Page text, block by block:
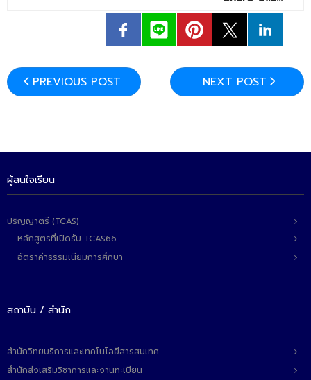
PREVIOUS POST NEXT POST
ผู้สนใจเรียน
ปริญญาตรี (TCAS)
หลักสูตรที่เปิดรับ TCAS66
อัตราค่าธรรมเนียมการศึกษา
สถาบัน / สำนัก
สำนักวิทยบริการและเทคโนโลยีสารสนเทศ
สำนักส่งเสริมวิชาการและงานทะเบียน